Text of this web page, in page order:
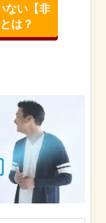
ない【非
は？